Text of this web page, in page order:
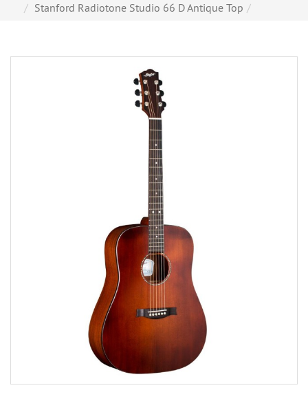
Stanford Radiotone Studio 66 D Antique Top